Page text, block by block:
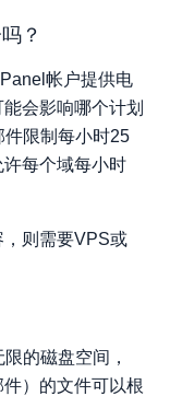
？
帐户提供电
会影响哪个计划
限制每小时25
每个域每小时
则需要VPS或
的磁盘空间，
）的文件可以根